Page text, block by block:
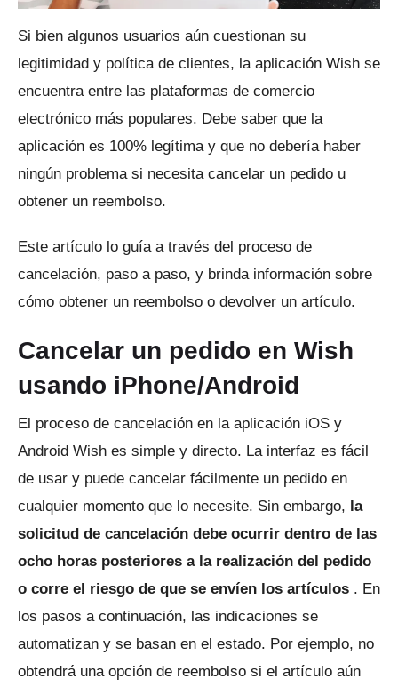
Si bien algunos usuarios aún cuestionan su
legitimidad y política de clientes, la aplicación Wish se
encuentra entre las plataformas de comercio
electrónico más populares. Debe saber que la
aplicación es 100% legítima y que no debería haber
ningún problema si necesita cancelar un pedido u
obtener un reembolso.
Este artículo lo guía a través del proceso de
cancelación, paso a paso, y brinda información sobre
cómo obtener un reembolso o devolver un artículo.
Cancelar un pedido en Wish
usando iPhone/Android
El proceso de cancelación en la aplicación iOS y
Android Wish es simple y directo. La interfaz es fácil
de usar y puede cancelar fácilmente un pedido en
cualquier momento que lo necesite. Sin embargo, la
solicitud de cancelación debe ocurrir dentro de las
ocho horas posteriores a la realización del pedido
o corre el riesgo de que se envíen los artículos . En
los pasos a continuación, las indicaciones se
automatizan y se basan en el estado. Por ejemplo, no
obtendrá una opción de reembolso si el artículo aún